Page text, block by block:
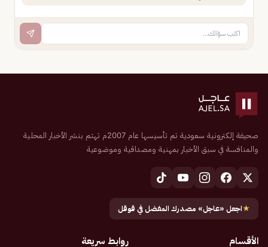
صحيفة إلكترونية سعودية تم تأسيسها عام 2007م تهتم بنشر الأخبار المحلية
والمنافسة في سبق الأخبار بمهنية ومصداقية وموضوعية
★اجعل «عاجل» مصدرك المفضل في قوقل
الأقسام روابط سريعة